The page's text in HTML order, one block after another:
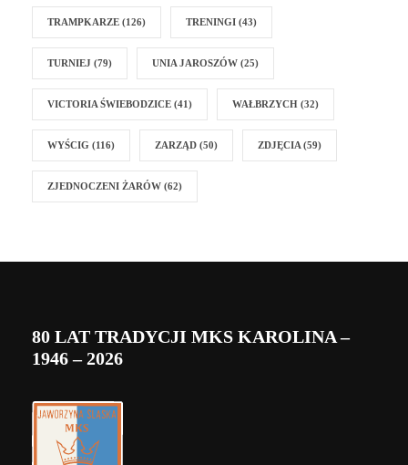
TRAMPKARZE (126) TRENINGI (43)
TURNIEJ (79) UNIA JAROSZÓW (25)
VICTORIA ŚWIEBODZICE (41) WAŁBRZYCH (32)
WYŚCIG (116) ZARZĄD (50) ZDJĘCIA (59)
ZJEDNOCZENI ŻARÓW (62)
80 LAT TRADYCJI MKS KAROLINA –
1946 – 2026